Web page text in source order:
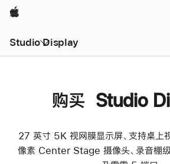
Apple
Studio Display
购买 Studio
27 英寸 5K 视网膜显示屏、支持桌上
像素 Center Stage 摄像头、录音棚级